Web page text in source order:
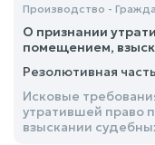
Производство -
О признании
помещением,
Резолютивная часть
Исковые
утратившей право
взыскании